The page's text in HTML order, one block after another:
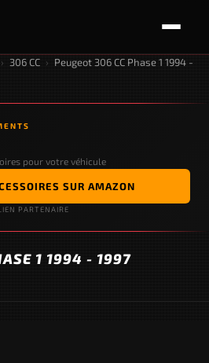
› 306 CC › Peugeot 306 CC Phase 1 1994 -
pour votre véhicule
SUR AMAZON
PARTENAIRE
1 1994 - 1997